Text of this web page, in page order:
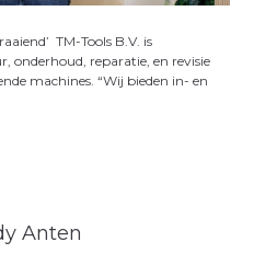
TM-Tools B.V. is
onderhoud, reparatie, en revisie
machines. “Wij bieden in- en
Anten